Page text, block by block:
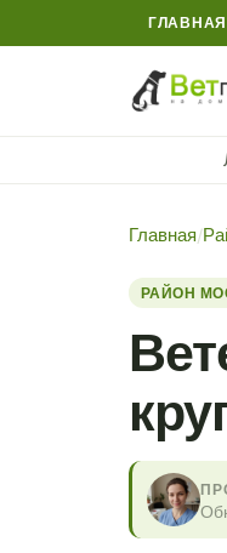
ГЛАВНАЯ
Главная/
РАЙОН